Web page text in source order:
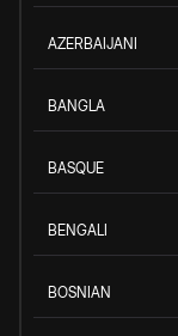
AZERBAIJANI
BANGLA
BASQUE
BENGALI
BOSNIAN